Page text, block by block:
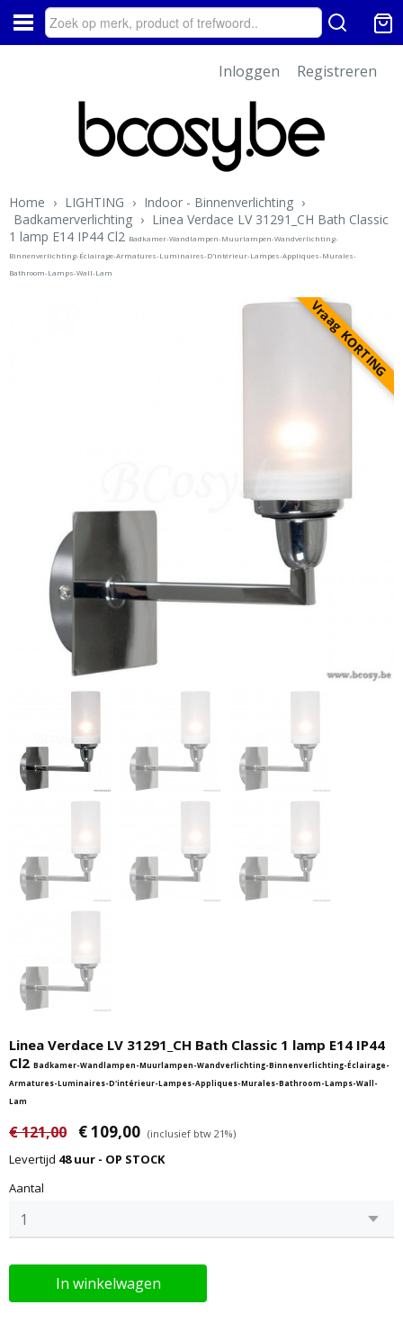
Inloggen Registreren
Home › LIGHTING › Indoor - Binnenverlichting ›
Badkamerverlichting › Linea Verdace LV 31291_CH Bath Classic
1 lamp E14 IP44 Cl2 Badkamer-Wandlampen-Muurlampen-Wandverlichting-
Binnenverlichting-Éclairage-Armatures-Luminaires-D'intérieur-Lampes-Appliques-Murales-
Bathroom-Lamps-Wall-Lam
Vraag KORTING
Linea Verdace LV 31291_CH Bath Classic 1 lamp E14 IP44
Cl2 Badkamer-Wandlampen-Muurlampen-Wandverlichting-Binnenverlichting-Éclairage-
Armatures-Luminaires-D'intérieur-Lampes-Appliques-Murales-Bathroom-Lamps-Wall-
Lam
€ 121,00 € 109,00 (inclusief btw 21%)
Levertijd 48 uur - OP STOCK
Aantal
In winkelwagen